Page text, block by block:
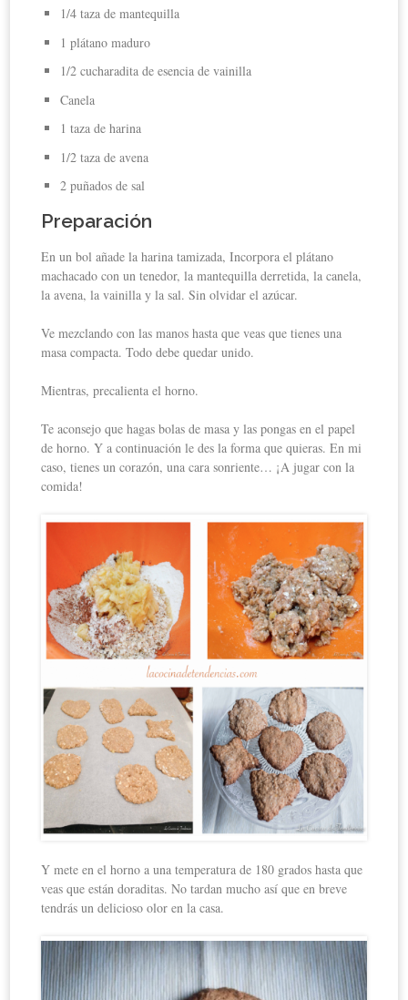
1/4 taza de mantequilla
1 plátano maduro
1/2 cucharadita de esencia de vainilla
Canela
1 taza de harina
1/2 taza de avena
2 puñados de sal
Preparación
En un bol añade la harina tamizada, Incorpora el plátano
machacado con un tenedor, la mantequilla derretida, la canela,
la avena, la vainilla y la sal. Sin olvidar el azúcar.
Ve mezclando con las manos hasta que veas que tienes una
masa compacta. Todo debe quedar unido.
Mientras, precalienta el horno.
Te aconsejo que hagas bolas de masa y las pongas en el papel
de horno. Y a continuación le des la forma que quieras. En mi
caso, tienes un corazón, una cara sonriente… ¡A jugar con la
comida!
Y mete en el horno a una temperatura de 180 grados hasta que
veas que están doraditas. No tardan mucho así que en breve
tendrás un delicioso olor en la casa.